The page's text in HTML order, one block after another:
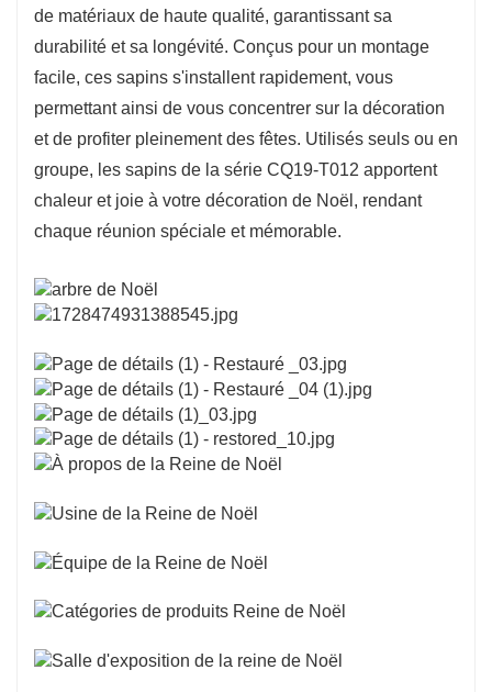
de matériaux de haute qualité, garantissant sa
durabilité et sa longévité. Conçus pour un montage
facile, ces sapins s'installent rapidement, vous
permettant ainsi de vous concentrer sur la décoration
et de profiter pleinement des fêtes. Utilisés seuls ou en
groupe, les sapins de la série CQ19-T012 apportent
chaleur et joie à votre décoration de Noël, rendant
chaque réunion spéciale et mémorable.